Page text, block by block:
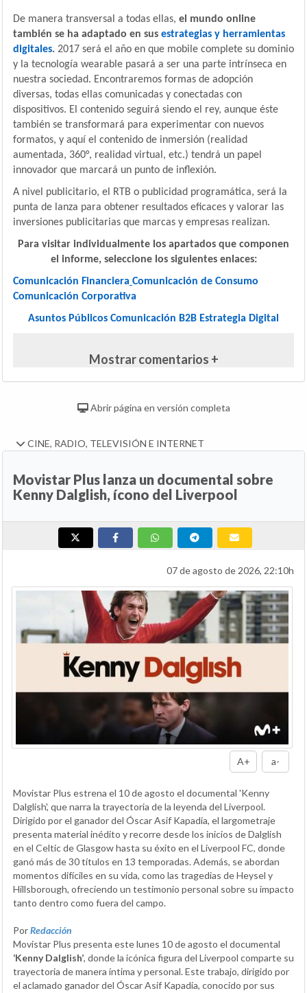
De manera transversal a todas ellas, el mundo online
también se ha adaptado en sus estrategias y herramientas
digitales. 2017 será el año en que mobile complete su dominio
y la tecnología wearable pasará a ser una parte intrínseca en
nuestra sociedad. Encontraremos formas de adopción
diversas, todas ellas comunicadas y conectadas con
dispositivos. El contenido seguirá siendo el rey, aunque éste
también se transformará para experimentar con nuevos
formatos, y aquí el contenido de inmersión (realidad
aumentada, 360°, realidad virtual, etc.) tendrá un papel
innovador que marcará un punto de inflexión.
A nivel publicitario, el RTB o publicidad programática, será la
punta de lanza para obtener resultados eficaces y valorar las
inversiones publicitarias que marcas y empresas realizan.
Para visitar individualmente los apartados que componen
el informe, seleccione los siguientes enlaces:
Comunicación Financiera Comunicación de Consumo
Comunicación Corporativa
Asuntos Públicos Comunicación B2B Estrategia Digital
Mostrar comentarios +
Abrir página en versión completa
CINE, RADIO, TELEVISIÓN E INTERNET
Movistar Plus lanza un documental sobre
Kenny Dalglish, ícono del Liverpool
07 de agosto de 2026, 22:10h
A+ a-
Movistar Plus estrena el 10 de agosto el documental 'Kenny
Dalglish', que narra la trayectoria de la leyenda del Liverpool.
Dirigido por el ganador del Óscar Asif Kapadia, el largometraje
presenta material inédito y recorre desde los inicios de Dalglish
en el Celtic de Glasgow hasta su éxito en el Liverpool FC, donde
ganó más de 30 títulos en 13 temporadas. Además, se abordan
momentos difíciles en su vida, como las tragedias de Heysel y
Hillsborough, ofreciendo un testimonio personal sobre su impacto
tanto dentro como fuera del campo.
PorRedacción
Movistar Plus presenta este lunes 10 de agosto el documental
‘Kenny Dalglish’, donde la icónica figura del Liverpool comparte su
trayectoria de manera íntima y personal. Este trabajo, dirigido por
el aclamado ganador del Óscar Asif Kapadia, conocido por sus